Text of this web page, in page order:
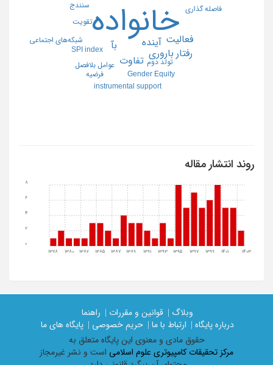
خانواده
آینده بآ
تفاوت
رفتار باروری
فعالیت
Gender Equity
instrumental support
SPI index
تولد دوم
سنندج
عوامل بلافصل
فاصله گذاری
تقویت
شبکه‌های اجتماعی
فرضیه
روند انتشار مقاله
1378 1380 1382 1385 1387 1389 1391 1393 1395 1397 1399 1401 1403
0
2
4
6
8
وبلاگ | قوانین و مقررات |
راهنما
درباره پایگاه |
ارتباط با ما | حریم خصوصی |
پایگاه های ما
حقوق مادی و معنوی اين پايگاه متعلق به
مرکز تحقیقات کامپیوتری علوم اسلامی است و نشر غیرمجاز